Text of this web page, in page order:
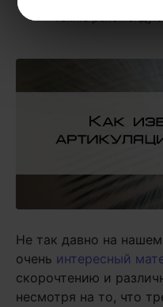
Не так давно на
очень интересный
скорочтению и
несмотря на то, что